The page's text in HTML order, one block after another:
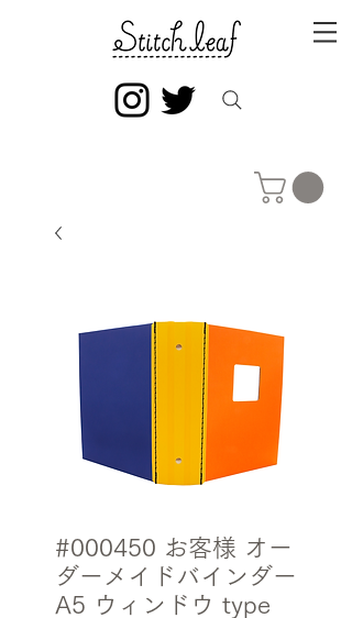
#000450 お客様 オー
ダーメイドバインダー
A5 ウィンドウ type